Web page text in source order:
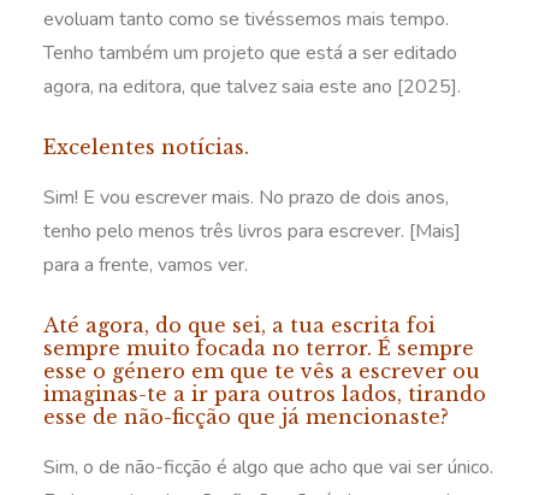
evoluam tanto como se tivéssemos mais tempo.
Tenho também um projeto que está a ser editado
agora, na editora, que talvez saia este ano [2025].
Excelentes notícias.
Sim! E vou escrever mais. No prazo de dois anos,
tenho pelo menos três livros para escrever. [Mais]
para a frente, vamos ver.
Até agora, do que sei, a tua escrita foi
sempre muito focada no terror. É sempre
esse o género em que te vês a escrever ou
imaginas-te a ir para outros lados, tirando
esse de não-ficção que já mencionaste?
Sim, o de não-ficção é algo que acho que vai ser único.